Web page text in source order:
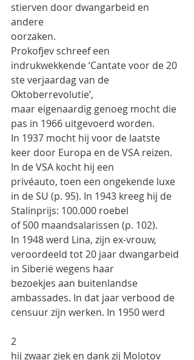
stierven door dwangarbeid en
andere
oorzaken.
Prokofjev schreef een
indrukwekkende ‘Cantate voor de 20
ste verjaardag van de
Oktoberrevolutie’,
maar eigenaardig genoeg mocht die
pas in 1966 uitgevoerd worden.
In 1937 mocht hij voor de laatste
keer door Europa en de VSA reizen.
In de VSA kocht hij een
privéauto, toen een ongekende luxe
in de SU (p. 95). In 1943 kreeg hij de
Stalinprijs: 100.000 roebel
of 500 maandsalarissen (p. 102).
In 1948 werd Lina, zijn ex-vrouw,
veroordeeld tot 20 jaar dwangarbeid
in Siberië wegens haar
bezoekjes aan buitenlandse
ambassades. In dat jaar verbood de
censuur zijn werken. In 1950 werd
2
hij zwaar ziek en dank zij Molotov